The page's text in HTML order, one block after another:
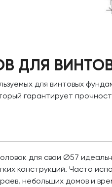
ДЛЯ
для винтовых
гарантирует
для сваи Ø57
конструкций. Часто
небольших домов и